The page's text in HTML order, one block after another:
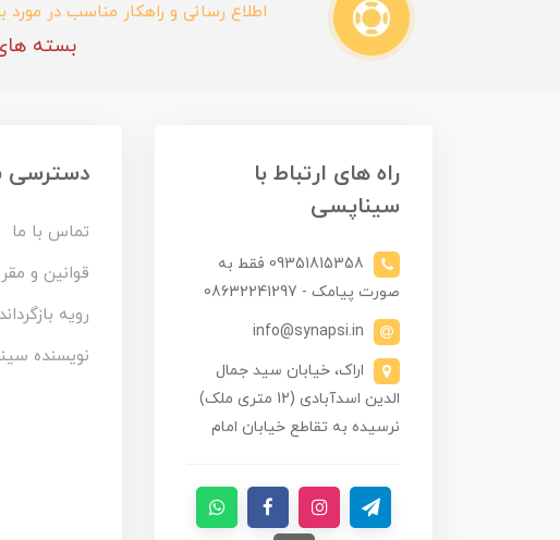
اطلاع رسانی و راهکار مناسب در
بسته
راه های ارتباط با
سیناپسی
09351815358 فقط به
صورت پیامک - 08632241297
info@synapsi.in
اراک، خیابان سید جمال
الدین اسدآبادی (12 متری ملک)
نرسیده به تقاطع خیابان امام
دسترسی
تماس با ما
قوانین و
رویه
نویسنده